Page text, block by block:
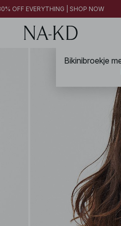
FINAL SALE | SHOP NOW
FINAL SALE | SHOP NOW
30% OFF EVERYTHING | SHOP NOW